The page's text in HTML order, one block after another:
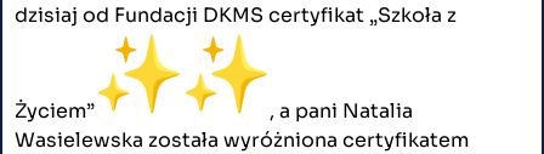
dzisiaj od Fundacji DKMS certyfikat „Szkoła z
Życiem”
️, a pani Natalia
Wasielewska została wyróżniona certyfikatem